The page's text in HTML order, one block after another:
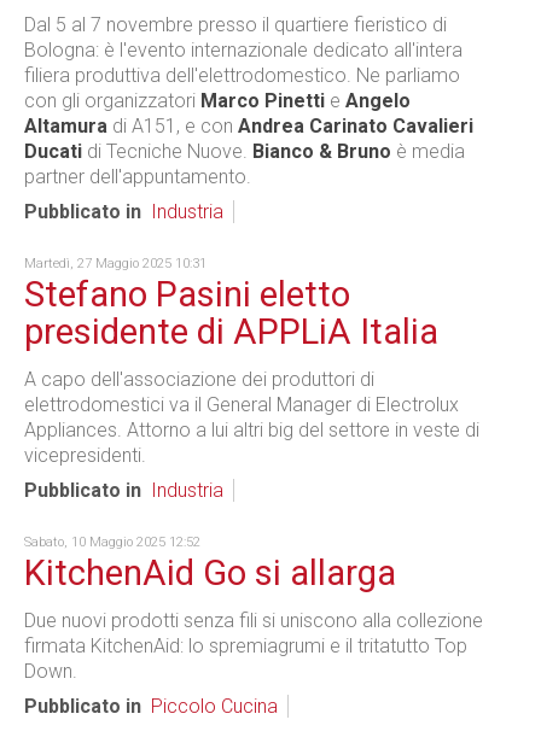
Dal 5 al 7 novembre presso il quartiere fieristico di
Bologna: è l'evento internazionale dedicato all'intera
filiera produttiva dell'elettrodomestico. Ne parliamo
con gli organizzatori Marco Pinetti e Angelo
Altamura di A151, e con Andrea Carinato Cavalieri
Ducati di Tecniche Nuove. Bianco & Bruno è media
partner dell'appuntamento.
Pubblicato in
Industria
Martedì, 27 Maggio 2025 10:31
Stefano Pasini eletto
presidente di APPLiA Italia
A capo dell'associazione dei produttori di
elettrodomestici va il General Manager di Electrolux
Appliances. Attorno a lui altri big del settore in veste di
vicepresidenti.
Pubblicato in
Industria
Sabato, 10 Maggio 2025 12:52
KitchenAid Go si allarga
Due nuovi prodotti senza fili si uniscono alla collezione
firmata KitchenAid: lo spremiagrumi e il tritatutto Top
Down.
Pubblicato in Piccolo Cucina